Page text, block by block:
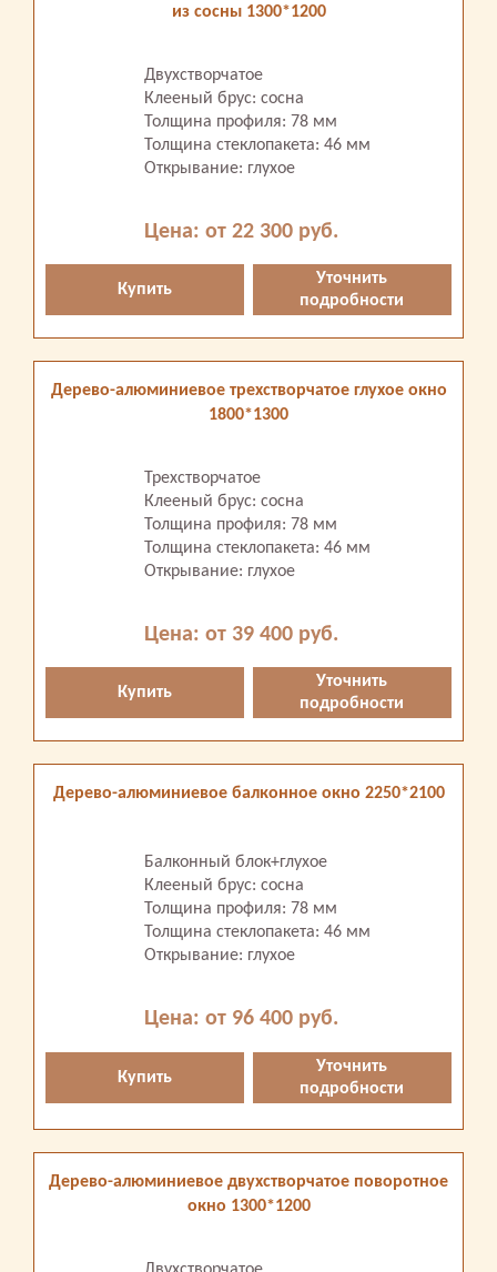
из сосны 1300*1200
Двухстворчатое
Клееный брус: сосна
Толщина профиля: 78 мм
Толщина стеклопакета: 46 мм
Открывание: глухое
Цена: от 22 300 руб.
Купить
Уточнить
подробности
Дерево-алюминиевое трехстворчатое глухое окно
1800*1300
Трехстворчатое
Клееный брус: сосна
Толщина профиля: 78 мм
Толщина стеклопакета: 46 мм
Открывание: глухое
Цена: от 39 400 руб.
Купить
Уточнить
подробности
Дерево-алюминиевое балконное окно 2250*2100
Балконный блок+глухое
Клееный брус: сосна
Толщина профиля: 78 мм
Толщина стеклопакета: 46 мм
Открывание: глухое
Цена: от 96 400 руб.
Купить
Уточнить
подробности
Дерево-алюминиевое двухстворчатое поворотное
окно 1300*1200